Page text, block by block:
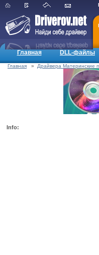
Главная DLL-файлы
Главная » Драйвера Материнские
Info: